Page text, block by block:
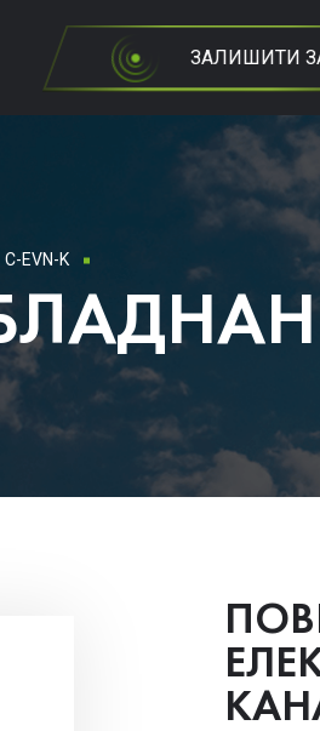
ЗАЛИШИТИ
C-EVN-K